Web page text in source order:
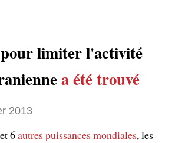
limiter l'activité
a été trouvé
2013
6autres puissances mondiales, les